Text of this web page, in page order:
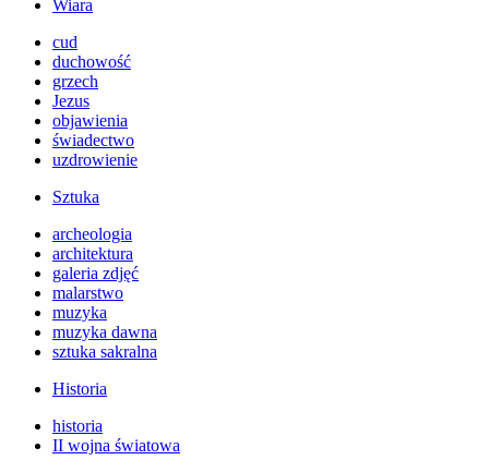
Wiara
cud
duchowość
grzech
Jezus
objawienia
świadectwo
uzdrowienie
Sztuka
archeologia
architektura
galeria zdjęć
malarstwo
muzyka
muzyka dawna
sztuka sakralna
Historia
historia
II wojna światowa